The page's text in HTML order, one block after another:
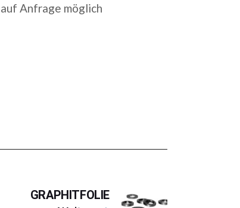
Anfrage möglich
GRAPHITFOLIE